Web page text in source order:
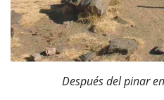
Después del pinar